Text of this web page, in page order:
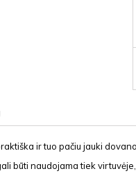
ir tuo pačiu jauki
būti naudojama tiek